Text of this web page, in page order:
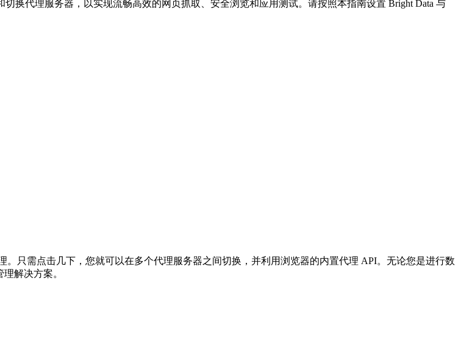
换代理服务器，以实现流畅高效的网页抓取、安全浏览和应用测试。请按照本指南设置 Bright Data 与
。只需点击几下，您就可以在多个代理服务器之间切换，并利用浏览器的内置代理 API。无论您是进行数
解决方案。